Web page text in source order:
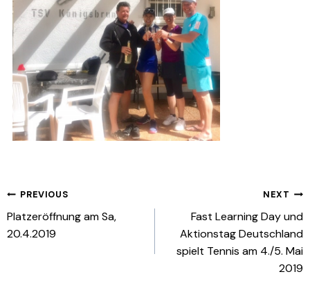
Beitragsnavigation
PREVIOUS
Platzeröffnung am Sa,
20.4.2019
NEXT
Fast Learning Day und
Aktionstag Deutschland
spielt Tennis am 4./5. Mai
2019